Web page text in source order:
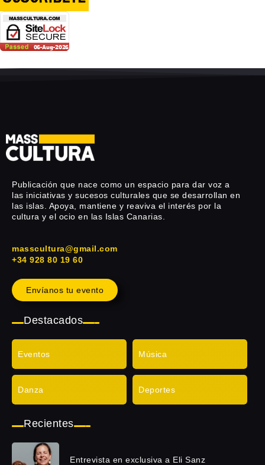
Publicación que nace como un espacio para dar voz a
las iniciativas y sucesos culturales que se desarrollan en
las islas. Apoya, mantiene y reaviva el interés por la
cultura y el ocio en las Islas Canarias.
masscultura@gmail.com
+34 928 80 19 60
Envíanos tu evento
Destacados
Eventos Música
Danza Deportes
Recientes
Entrevista en exclusiva a Eli Sanz